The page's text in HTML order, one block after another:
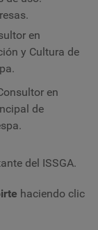
en
y Cultura de
en
de
del ISSGA.
haciendo clic